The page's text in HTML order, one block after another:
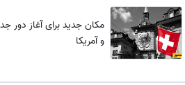
مکان جدید برای آغاز دور
و آمریکا